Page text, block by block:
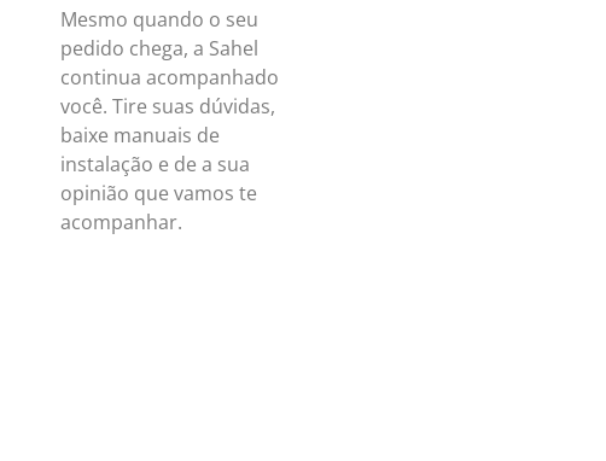
Mesmo quando o seu
pedido chega, a Sahel
continua acompanhado
você. Tire suas dúvidas,
baixe manuais de
instalação e de a sua
opinião que vamos te
acompanhar.